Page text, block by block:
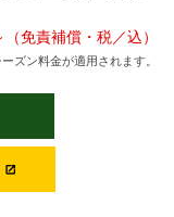
ジホワイトのボディ
別仕様車をご用意。
実現。 電子制御エ
により、常に快適
ら海岸線まで、あ
（免責補償・税／込）
ズン料金が適用されます。